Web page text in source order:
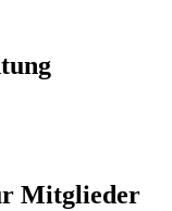
Mitglieder